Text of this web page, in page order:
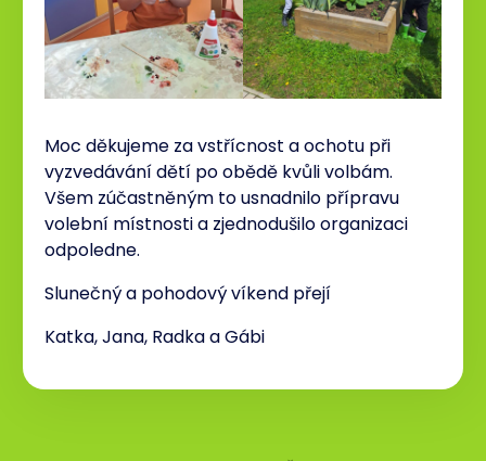
Moc děkujeme za vstřícnost a ochotu při
vyzvedávání dětí po obědě kvůli volbám.
Všem zúčastněným to usnadnilo přípravu
volební místnosti a zjednodušilo organizaci
odpoledne.
Slunečný a pohodový víkend přejí
Katka, Jana, Radka a Gábi